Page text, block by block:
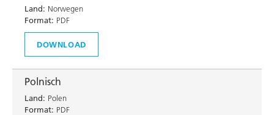
Land: Norwegen
Format: PDF
DOWNLOAD
Polnisch
Land: Polen
Format: PDF